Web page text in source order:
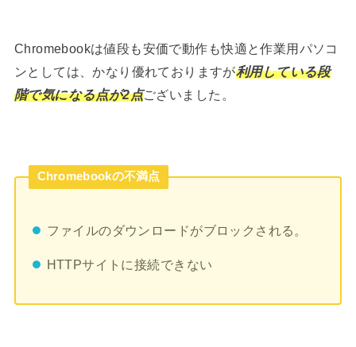
Chromebookは値段も安価で動作も快適と作業用パソコ
ンとしては、かなり優れておりますが利用している段
階で気になる点が2点ございました。
Chromebookの不満点
ファイルのダウンロードがブロックされる。
HTTPサイトに接続できない